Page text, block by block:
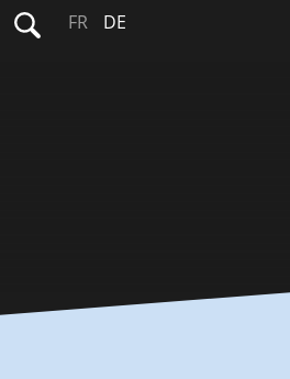
Suchen
nach:
FR DE